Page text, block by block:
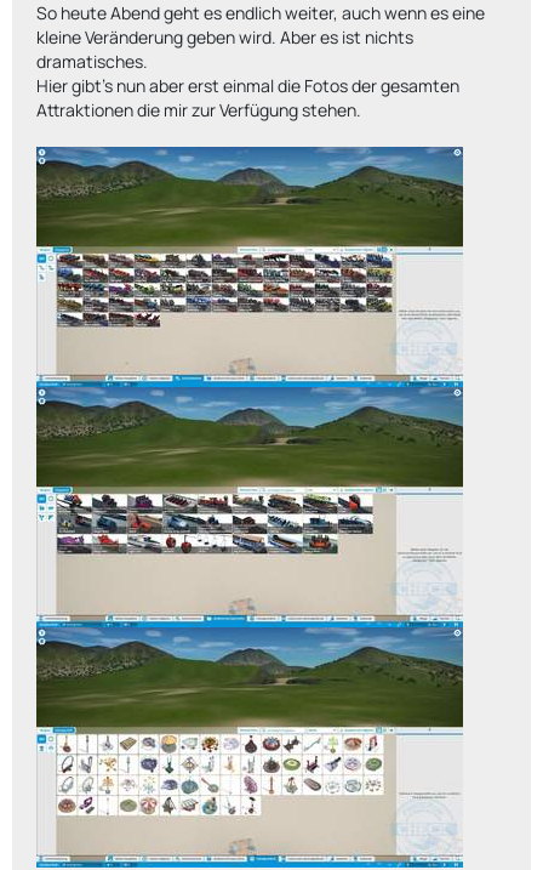
So heute Abend geht es endlich weiter, auch wenn es eine
kleine Veränderung geben wird. Aber es ist nichts
dramatisches.
Hier gibt's nun aber erst einmal die Fotos der gesamten
Attraktionen die mir zur Verfügung stehen.